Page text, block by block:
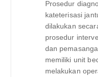
Prosedur
kateterisasi
dilakukan
prosedur
dan
memiliki unit
melakukan